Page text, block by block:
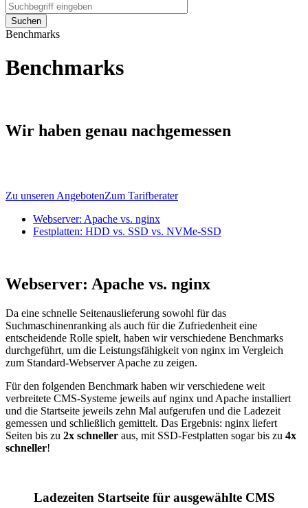
Suchen
Benchmarks
Benchmarks
Wir haben genau nachgemessen
Zu unseren AngebotenZum Tarifberater
Webserver: Apache vs. nginx
Festplatten: HDD vs. SSD vs. NVMe-SSD
Webserver: Apache vs. nginx
Da eine schnelle Seitenauslieferung sowohl für das
Suchmaschinenranking als auch für die Zufriedenheit eine
entscheidende Rolle spielt, haben wir verschiedene Benchmarks
durchgeführt, um die Leistungsfähigkeit von nginx im Vergleich
zum Standard-Webserver Apache zu zeigen.
Für den folgenden Benchmark haben wir verschiedene weit
verbreitete CMS-Systeme jeweils auf nginx und Apache installiert
und die Startseite jeweils zehn Mal aufgerufen und die Ladezeit
gemessen und schließlich gemittelt. Das Ergebnis: nginx liefert
Seiten bis zu 2x schneller aus, mit SSD-Festplatten sogar bis zu 4x
schneller!
Ladezeiten Startseite für ausgewählte CMS